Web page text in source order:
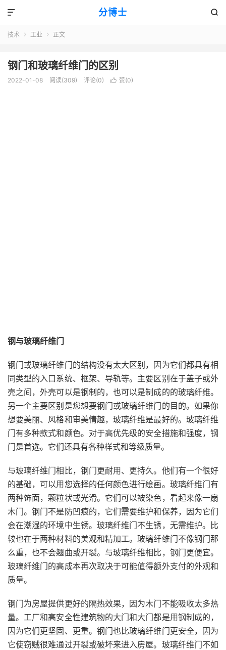
分博士 

技术  工业  正文
钢门和玻璃纤维门的区别
2022-01-08 阅读(309) 评论(0)  赞(0)
钢与玻璃纤维门
钢门或玻璃纤维门的结构没有太大区别，因为它们都具有相
同类型的入口系统、框架、导轨等。主要区别在于盖子或外
壳之间，外壳可以是钢制的，也可以是制成的的玻璃纤维。
另一个主要区别是您想要钢门或玻璃纤维门的目的。如果你
想要美丽、风格和审美情趣，玻璃纤维是最好的。玻璃纤维
门有多种款式和颜色。对于高优先级的安全措施和强度，钢
门是首选。它们还具有各种样式和等级质量。
与玻璃纤维门相比，钢门更耐用、更持久。他们有一个很好
的基础，可以用您选择的任何颜色进行绘画。玻璃纤维门有
两种饰面，颗粒状或光滑。它们可以被染色，看起来像一扇
木门。钢门不是防凹痕的，它们需要维护和保养，因为它们
会在潮湿的环境中生锈。玻璃纤维门不生锈，无需维护。比
较也在于两种材料的美观和精加工。玻璃纤维门不像钢门那
么重，也不会翘曲或开裂。与玻璃纤维相比，钢门更便宜。
玻璃纤维门的高成本再次取决于可能值得额外支付的外观和
质量。
钢门为房屋提供更好的隔热效果，因为木门不能吸收太多热
量。工厂和高安全性建筑物的大门和大门都是用钢制成的，
因为它们更坚固、更重。钢门也比玻璃纤维门更安全，因为
它使窃贼很难通过开裂或破坏来进入房屋。玻璃纤维门不如